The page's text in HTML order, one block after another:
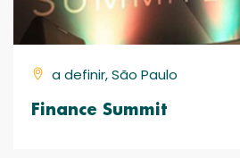
a definir, São Paulo
Finance Summit